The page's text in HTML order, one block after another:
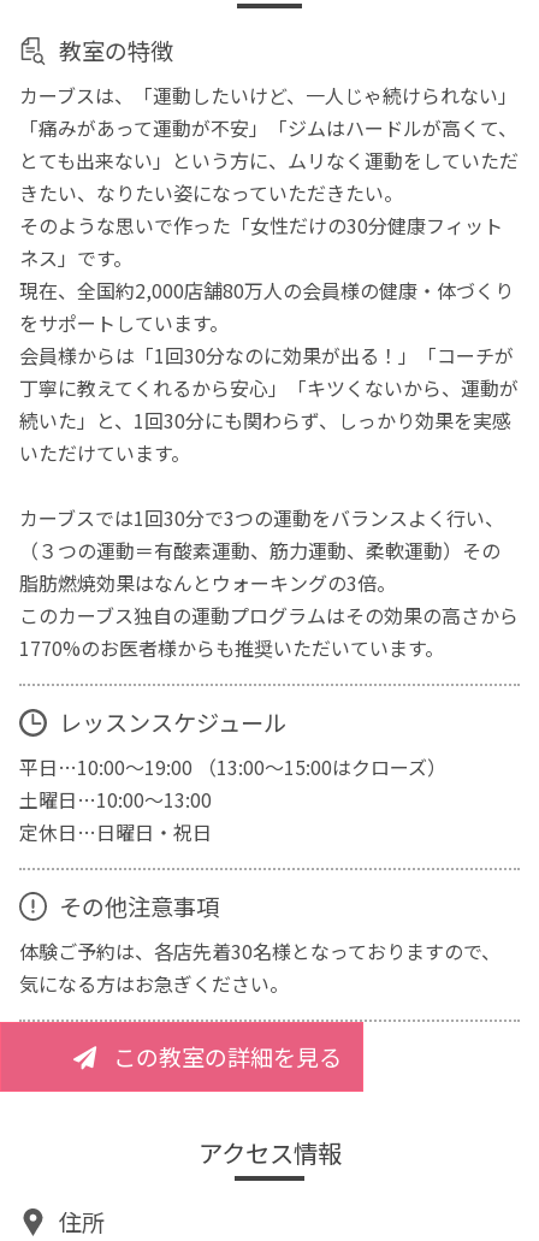
教室の特徴
カーブスは、「運動したいけど、一人じゃ続けられない」
「痛みがあって運動が不安」「ジムはハードルが高くて、
とても出来ない」という方に、ムリなく運動をしていただ
きたい、なりたい姿になっていただきたい。
そのような思いで作った「女性だけの30分健康フィット
ネス」です。
現在、全国約2,000店舗80万人の会員様の健康・体づくり
をサポートしています。
会員様からは「1回30分なのに効果が出る！」「コーチが
丁寧に教えてくれるから安心」「キツくないから、運動が
続いた」と、1回30分にも関わらず、しっかり効果を実感
いただけています。
カーブスでは1回30分で3つの運動をバランスよく行い、
（３つの運動＝有酸素運動、筋力運動、柔軟運動）その
脂肪燃焼効果はなんとウォーキングの3倍。
このカーブス独自の運動プログラムはその効果の高さから
1770%のお医者様からも推奨いただいています。
レッスンスケジュール
平日…10:00～19:00 （13:00～15:00はクローズ）
土曜日…10:00～13:00
定休日…日曜日・祝日
その他注意事項
体験ご予約は、各店先着30名様となっておりますので、
気になる方はお急ぎください。
この教室の詳細を見る
アクセス情報
住所